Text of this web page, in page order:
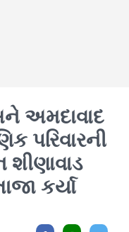
અમદાવાદ
પરિવારની
કર્યા